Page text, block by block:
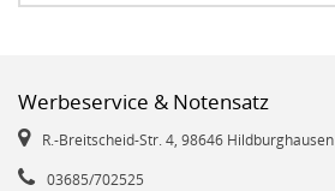
Werbeservice & Notensatz
R.-Breitscheid-Str. 4, 98646 Hildburghausen
03685/702525